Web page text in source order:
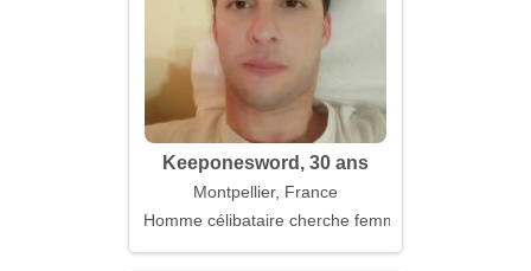
Keeponesword, 30 ans
Montpellier, France
Homme célibataire cherche femme